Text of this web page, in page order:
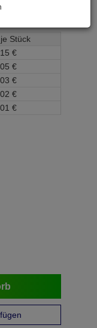
Stück
15 €
05 €
03 €
02 €
01 €